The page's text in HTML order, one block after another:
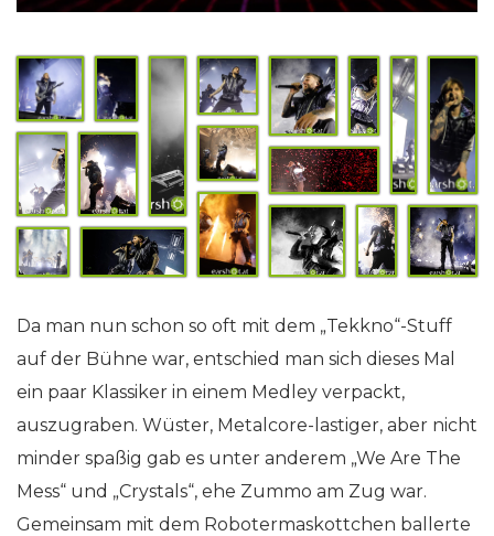
Da man nun schon so oft mit dem „Tekkno“-Stuff
auf der Bühne war, entschied man sich dieses Mal
ein paar Klassiker in einem Medley verpackt,
auszugraben. Wüster, Metalcore-lastiger, aber nicht
minder spaßig gab es unter anderem „We Are The
Mess“ und „Crystals“, ehe Zummo am Zug war.
Gemeinsam mit dem Robotermaskottchen ballerte